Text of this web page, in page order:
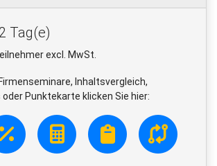
2 Tag(e)
excl. MwSt.
Inhaltsvergleich,
oder Punktekarte klicken Sie hier: